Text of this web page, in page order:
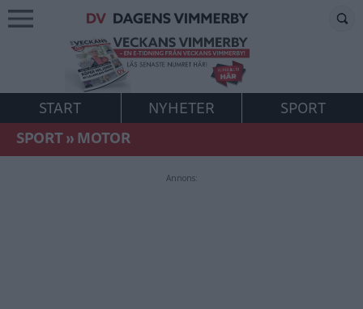
START NYHETER
SPORT
SPORT»MOTOR
Annons: